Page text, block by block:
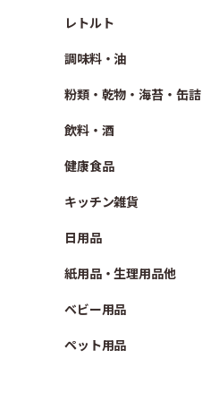
レトルト
調味料・油
粉類・乾物・海苔・缶詰
飲料・酒
健康食品
キッチン雑貨
日用品
紙用品・生理用品他
ベビー用品
ペット用品